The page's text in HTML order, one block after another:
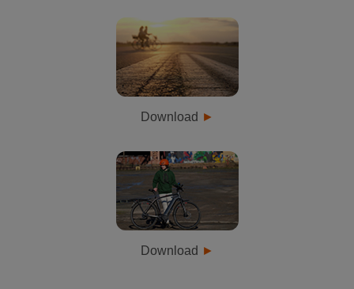
Download
Download